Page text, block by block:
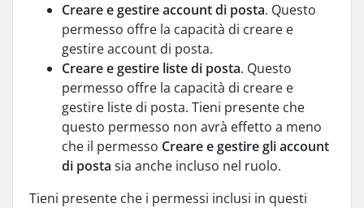
Creare e gestire account di posta. Questo
permesso offre la capacità di creare e
gestire account di posta.
Creare e gestire liste di posta. Questo
permesso offre la capacità di creare e
gestire liste di posta. Tieni presente che
questo permesso non avrà effetto a meno
che il permesso Creare e gestire gli account
di posta sia anche incluso nel ruolo.
Tieni presente che i permessi inclusi in questi